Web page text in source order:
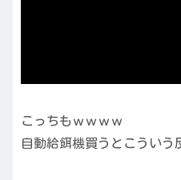
こっちもｗｗｗｗ
自動給餌機買うとこういう